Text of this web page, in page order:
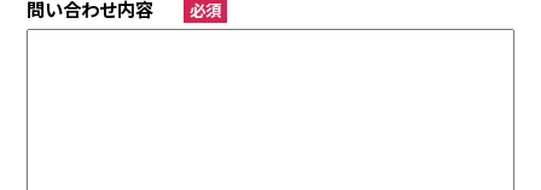
問い合わせ内容 必須